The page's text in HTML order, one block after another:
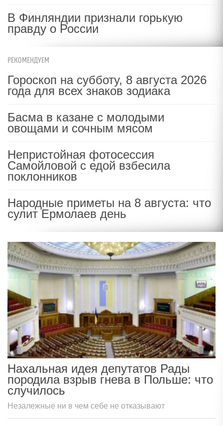
В Финляндии признали горькую
правду о России
РЕКОМЕНДУЕМ
Гороскоп на субботу, 8 августа 2026
года для всех знаков зодиака
Басма в казане с молодыми
овощами и сочным мясом
Непристойная фотосессия
Самойловой с едой взбесила
поклонников
Народные приметы на 8 августа: что
сулит Ермолаев день
Нахальная идея депутатов Рады
породила взрыв гнева в Польше: что
случилось
Незалежные ни в чем себе не отказывают